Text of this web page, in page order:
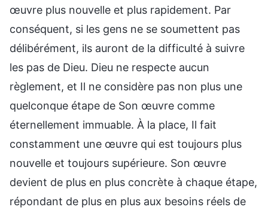
œuvre plus nouvelle et plus rapidement. Par
conséquent, si les gens ne se soumettent pas
délibérément, ils auront de la difficulté à suivre
les pas de Dieu. Dieu ne respecte aucun
règlement, et Il ne considère pas non plus une
quelconque étape de Son œuvre comme
éternellement immuable. À la place, Il fait
constamment une œuvre qui est toujours plus
nouvelle et toujours supérieure. Son œuvre
devient de plus en plus concrète à chaque étape,
répondant de plus en plus aux besoins réels de